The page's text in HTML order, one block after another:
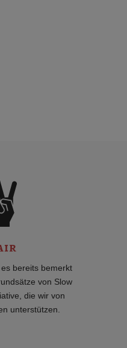
bereits bemerkt
von Slow
die wir von
unterstützen.